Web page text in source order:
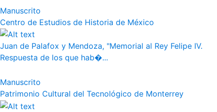
Manuscrito
Centro de Estudios de Historia de México
Juan de Palafox y Mendoza, "Memorial al Rey Felipe IV.
Respuesta de los que hab�...
Manuscrito
Patrimonio Cultural del Tecnológico de Monterrey